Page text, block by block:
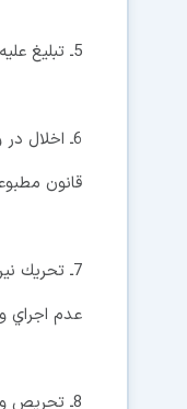
5ـ تبليغ عليه نظام جمهوري اسلامي ايران( ماده 500 قانون مجازات اسلامي)
قانون
7ـ تحريك
عدم اجراي وظايف
8ـ تحريص